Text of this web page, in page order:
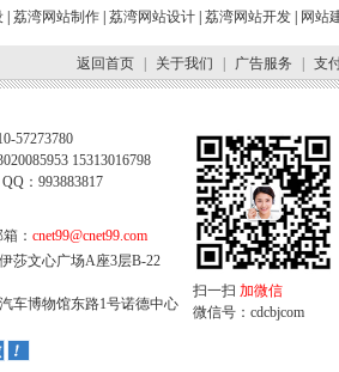
荔湾网站制作 荔湾网站设计 荔湾网站开发 网站
返回首页 关于我们 广告服务 支
57273780
15313016798
：993883817
： cnet99@cnet99.com
莎文心广场A座3层B-22
车博物馆东路1号诺德中心
扫一扫 加微信
微信号：cdcbjcom